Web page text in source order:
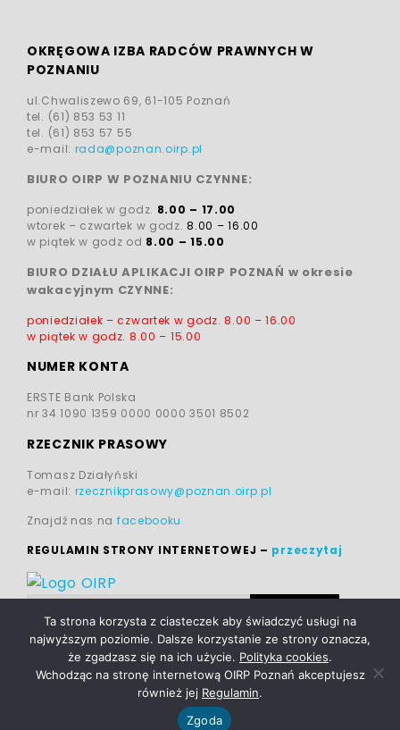
OKRĘGOWA IZBA RADCÓW PRAWNYCH W
POZNANIU
ul.Chwaliszewo 69, 61-105 Poznań
tel. (61) 853 53 11
tel. (61) 853 57 55
e-mail: rada@poznan.oirp.pl
BIURO OIRP W POZNANIU CZYNNE:
poniedziałek w godz. 8.00 – 17.00
wtorek – czwartek w godz.8.00 – 16.00
w piątek w godz od 8.00 – 15.00
BIURO DZIAŁU APLIKACJI OIRP POZNAŃ w okresie
wakacyjnym CZYNNE:
poniedziałek – czwartek w godz. 8.00 – 16.00
w piątek w godz. 8.00 – 15.00
NUMER KONTA
ERSTE Bank Polska
nr 34 1090 1359 0000 0000 3501 8502
RZECZNIK PRASOWY
Tomasz Działyński
e-mail: rzecznikprasowy@poznan.oirp.pl
Znajdź nas na facebooku
REGULAMIN STRONY INTERNETOWEJ – przeczytaj
Ta strona korzysta z ciasteczek aby świadczyć usługi na
najwyższym poziomie. Dalsze korzystanie ze strony oznacza,
że zgadzasz się na ich użycie. Polityka cookies.
Wchodząc na stronę internetową OIRP Poznań akceptujesz
również jej Regulamin.
Zgoda